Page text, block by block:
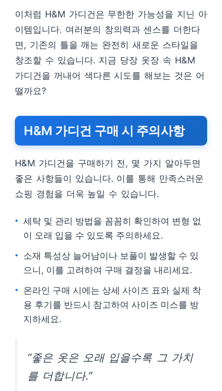
이처럼 H&M 가디건은 무한한 가능성을 지닌 아
이템입니다. 여러분의 창의력과 센스를 더한다
면, 기존의 틀을 깨는 완전히 새로운 스타일을
창조할 수 있습니다. 지금 당장 옷장 속 H&M
가디건을 꺼내어 색다른 시도를 해보는 것은 어
떨까요?
H&M 가디건 구매 시 주의사항
H&M 가디건을 구매하기 전, 몇 가지 알아두면
좋은 사항들이 있습니다. 이를 통해 만족스러운
쇼핑 경험을 더욱 높일 수 있습니다.
세탁 및 관리 방법을 꼼꼼히 확인하여 변형 없
이 오래 입을 수 있도록 주의하세요.
소재 특성상 늘어남이나 보풀이 발생할 수 있
으니, 이를 고려하여 구매 결정을 내리세요.
온라인 구매 시에는 상세 사이즈 표와 실제 착
용 후기를 반드시 참고하여 사이즈 미스를 방
지하세요.
“좋은 옷은 오래 입을수록 그 가치
를 더합니다.”